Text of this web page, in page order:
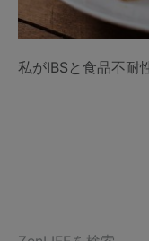
私がIBSと食品不耐